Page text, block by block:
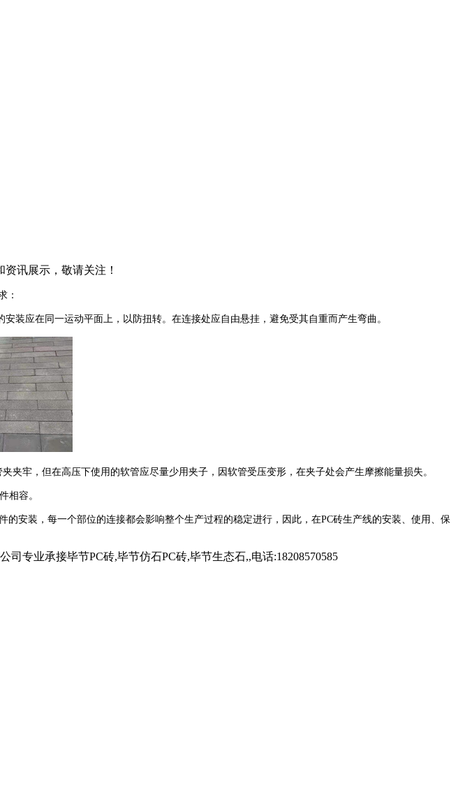
讯展示，敬请关注！
：
装应在同一运动平面上，以防扭转。在连接处应自由悬挂，避免受其自重而产生弯曲。
牢，但在高压下使用的软管应尽量少用夹子，因软管受压变形，在夹子处会产生摩擦能量损失。
相容。
安装，每一个部位的连接都会影响整个生产过程的稳定进行，因此，在PC砖生产线的安装、使用、保
专业承接毕节PC砖,毕节仿石PC砖,毕节生态石,,电话:18208570585